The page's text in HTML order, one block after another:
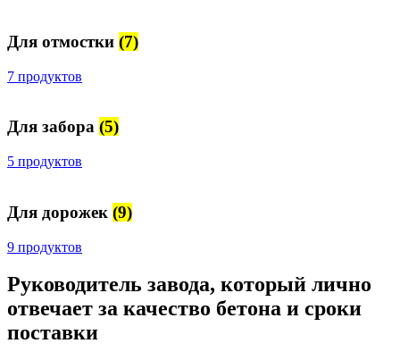
Для отмостки (7)
7 продуктов
Для забора (5)
5 продуктов
Для дорожек (9)
9 продуктов
Руководитель завода, который лично
отвечает за качество бетона и сроки
поставки